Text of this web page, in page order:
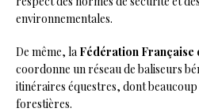
environnementales.
De même, la Fédération Française
coordonne un réseau de baliseurs
itinéraires équestres, dont
forestières.